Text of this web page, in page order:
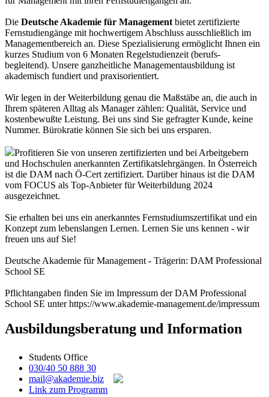
Die Deutsche Akademie für Management bietet zertifizierte
Fernstudiengänge mit hochwertigem Abschluss ausschließlich im
Managementbereich an. Diese Spezialisierung ermöglicht Ihnen ein
kurzes Studium von 6 Monaten Regelstudienzeit (berufs-
begleitend). Unsere ganzheitliche Managementausbildung ist
akademisch fundiert und praxisorientiert.
Wir legen in der Weiterbildung genau die Maßstäbe an, die auch in
Ihrem späteren Alltag als Manager zählen: Qualität, Service und
kostenbewußte Leistung. Bei uns sind Sie gefragter Kunde, keine
Nummer. Bürokratie können Sie sich bei uns ersparen.
Profitieren Sie von unseren zertifizierten und bei Arbeitgebern
und Hochschulen anerkannten Zertifikatslehrgängen. In Österreich
ist die DAM nach Ö-Cert zertifiziert. Darüber hinaus ist die DAM
vom FOCUS als Top-Anbieter für Weiterbildung 2024
ausgezeichnet.
Sie erhalten bei uns ein anerkanntes Fernstudiumszertifikat und ein
Konzept zum lebenslangen Lernen. Lernen Sie uns kennen - wir
freuen uns auf Sie!
Deutsche Akademie für Management - Trägerin: DAM Professional
School SE
Pflichtangaben finden Sie im Impressum der DAM Professional
School SE unter https://www.akademie-management.de/impressum
Ausbildungsberatung und Information
Students Office
030/40 50 888 30
mail@akademie.biz
Link zum Programm